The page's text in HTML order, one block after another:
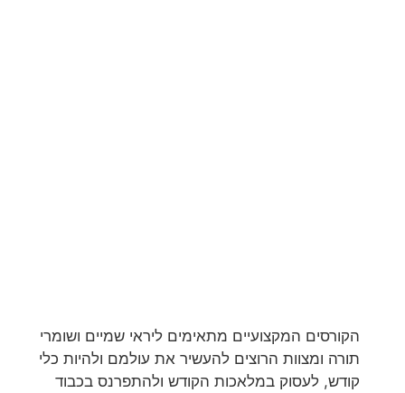
הקורסים המקצועיים מתאימים ליראי שמיים ושומרי
תורה ומצוות הרוצים להעשיר את עולמם ולהיות כלי
קודש, לעסוק במלאכות הקודש ולהתפרנס בכבוד